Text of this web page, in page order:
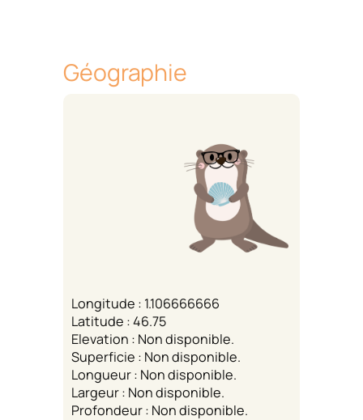
Géographie
Longitude : 1.106666666
Latitude : 46.75
Elevation : Non disponible.
Superficie : Non disponible.
Longueur : Non disponible.
Largeur : Non disponible.
Profondeur : Non disponible.